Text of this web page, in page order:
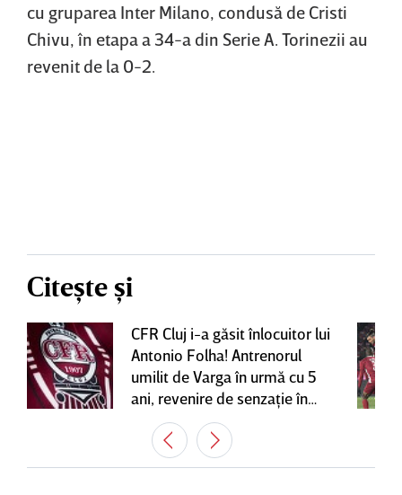
cu gruparea Inter Milano, condusă de Cristi
Chivu, în etapa a 34-a din Serie A. Torinezii au
revenit de la 0-2.
Citește și
CFR Cluj i-a găsit înlocuitor lui
Antonio Folha! Antrenorul
umilit de Varga în urmă cu 5
ani, revenire de senzaţie în
Gruia